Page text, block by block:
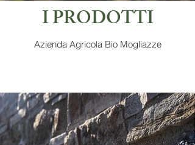
I PRODOTTI
Azienda Agricola Bio Mogliazze